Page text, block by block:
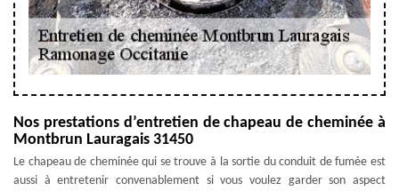
Nos prestations d’entretien de chapeau de cheminée à
Montbrun Lauragais 31450
Le chapeau de cheminée qui se trouve à la sortie du conduit de fumée est
aussi à entretenir convenablement si vous voulez garder son aspect